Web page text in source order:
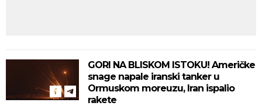
GORI NA BLISKOM ISTOKU! Američke
snage napale iranski tanker u
Ormuskom moreuzu, Iran ispalio
rakete